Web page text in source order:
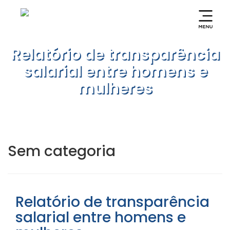
Relatório de transparência
salarial entre homens e
mulheres
Sem categoria
Relatório de transparência
salarial entre homens e